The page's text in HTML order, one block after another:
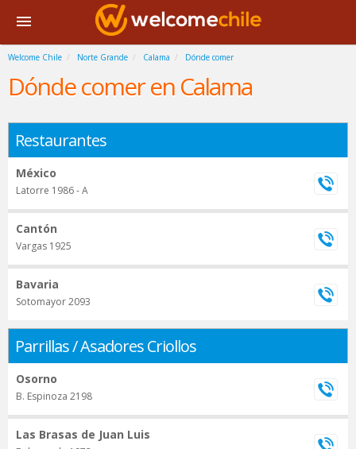
Welcome Chile Norte Grande Calama Dónde comer
Dónde comer en Calama
Restaurantes
México
Latorre 1986 - A
Cantón
Vargas 1925
Bavaria
Sotomayor 2093
Parrillas / Asadores Criollos
Osorno
B. Espinoza 2198
Las Brasas de Juan Luis